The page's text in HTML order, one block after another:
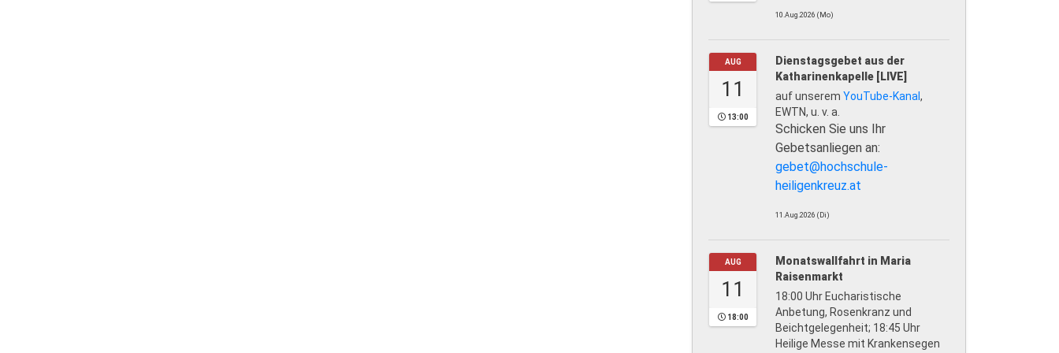
10.Aug.2026 (Mo)
AUG
11
13:00
Dienstagsgebet aus der
Katharinenkapelle [LIVE]
auf unserem YouTube-Kanal ,
EWTN, u. v. a.
Schicken Sie uns Ihr
Gebetsanliegen an:
gebet@hochschule-
heiligenkreuz.at
11.Aug.2026 (Di)
AUG
11
18:00
Monatswallfahrt in Maria
Raisenmarkt
18:00 Uhr Eucharistische
Anbetung, Rosenkranz und
Beichtgelegenheit; 18:45 Uhr
Heilige Messe mit Krankensegen